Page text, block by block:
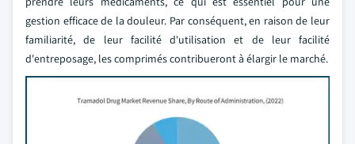
gestion efficace de la douleur. Par conséquent, en raison de leur
familiarité, de leur facilité d'utilisation et de leur facilité
d'entreposage, les comprimés contribueront à élargir le marché.